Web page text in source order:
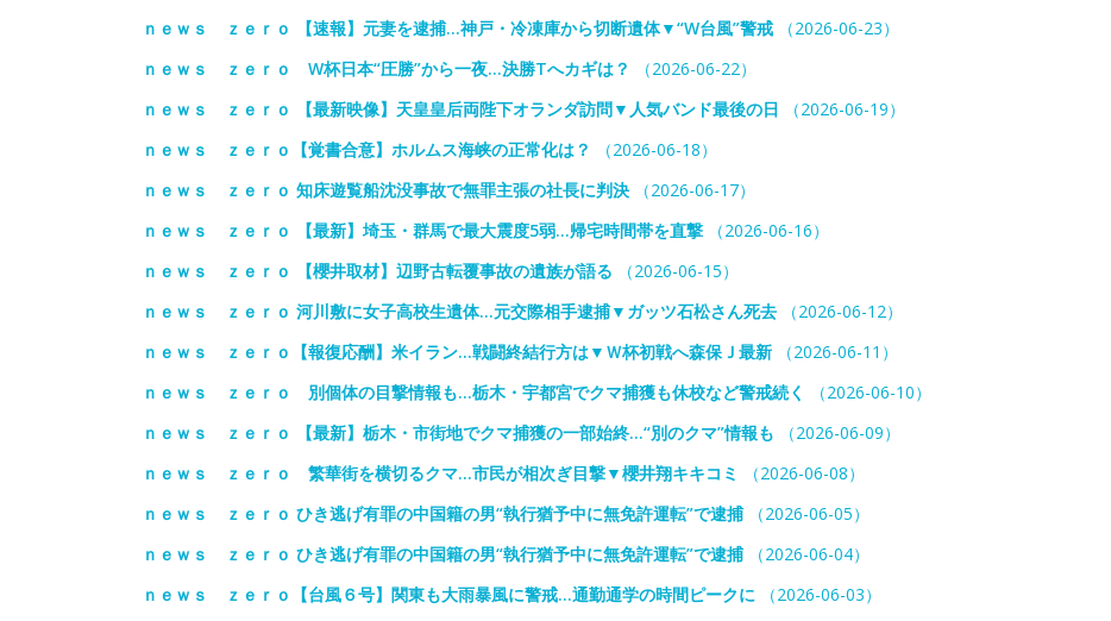
ｎｅｗｓ ｚｅｒｏ 【速報】元妻を逮捕…神戸・冷凍庫から切断遺体▼“W台風”警戒 （2026-06-23）
ｎｅｗｓ ｚｅｒｏ W杯日本“圧勝”から一夜…決勝Tへカギは？
（2026-06-22）
ｎｅｗｓ ｚｅｒｏ 【最新映像】天皇皇后両陛下オランダ訪問▼人気バンド最後の日 （2026-06-19）
ｎｅｗｓ ｚｅｒｏ【覚書合意】ホルムス海峡の正常化は？
（2026-06-18）
ｎｅｗｓ ｚｅｒｏ 知床遊覧船沈没事故で無罪主張の社長に判決 （2026-06-17）
ｎｅｗｓ ｚｅｒｏ 【最新】埼玉・群馬で最大震度5弱…帰宅時間帯を直撃 （2026-06-16）
ｎｅｗｓ ｚｅｒｏ 【櫻井取材】辺野古転覆事故の遺族が語る （2026-06-15）
ｎｅｗｓ ｚｅｒｏ 河川敷に女子高校生遺体…元交際相手逮捕▼ガッツ石松さん死去 （2026-06-12）
ｎｅｗｓ ｚｅｒｏ【報復応酬】米イラン…戦闘終結行方は▼Ｗ杯初戦へ森保Ｊ最新 （2026-06-11）
ｎｅｗｓ ｚｅｒｏ 別個体の目撃情報も…栃木・宇都宮でクマ捕獲も休校など警戒続く
（2026-06-10）
ｎｅｗｓ ｚｅｒｏ 【最新】栃木・市街地でクマ捕獲の一部始終…“別のクマ”情報も （2026-06-09）
ｎｅｗｓ ｚｅｒｏ 繁華街を横切るクマ…市民が相次ぎ目撃▼櫻井翔キキコミ
（2026-06-08）
ｎｅｗｓ ｚｅｒｏ ひき逃げ有罪の中国籍の男“執行猶予中に無免許運転”で逮捕（2026-06-05）
ｎｅｗｓ ｚｅｒｏ ひき逃げ有罪の中国籍の男“執行猶予中に無免許運転”で逮捕（2026-06-04）
ｎｅｗｓ ｚｅｒｏ【台風６号】関東も大雨暴風に警戒…通勤通学の時間ピークに （2026-06-03）